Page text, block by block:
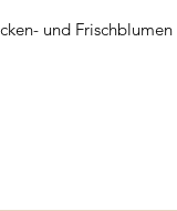
und Frischblumen